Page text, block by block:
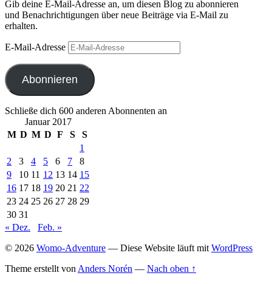
Gib deine E-Mail-Adresse an, um diesen Blog zu abonnieren
und Benachrichtigungen über neue Beiträge via E-Mail zu
erhalten.
E-Mail-Adresse
Abonnieren
Schließe dich 600 anderen Abonnenten an
Januar 2017
M D M D F S
S
1
2
3 4 5 6 7
8
9
10 11 12 13 14 15
16 17 18 19 20 21 22
23 24 25 26 27 28 29
30 31
« Dez.
Feb. »
© 2026 Womo-Adventure — Diese Website läuft mit WordPress
Theme erstellt von Anders Norén — Nach oben ↑